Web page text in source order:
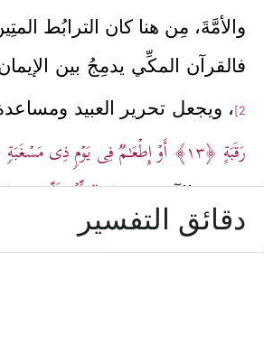
والأمَّةَ، مِن هنا كان الترابُط
فالقرآن المكِّي يدمِجُ بين
2] ، ويجعل تحرير العبيد
رَقَبَةٍ ﴿١٣﴾ أَوۡ إِطۡعَـٰمࣱ فِی یَوۡمࣲ ذِی مَسۡغَبَةࣲ
حقوق الآخرين﴿وَیۡلࣱ لِّلۡمُطَفِّفِینَ﴿١﴾
باضطهاد الأُنثَى﴿وَإِذَا ٱلۡمَوۡءُۥدَةُ
دقائق التفسير